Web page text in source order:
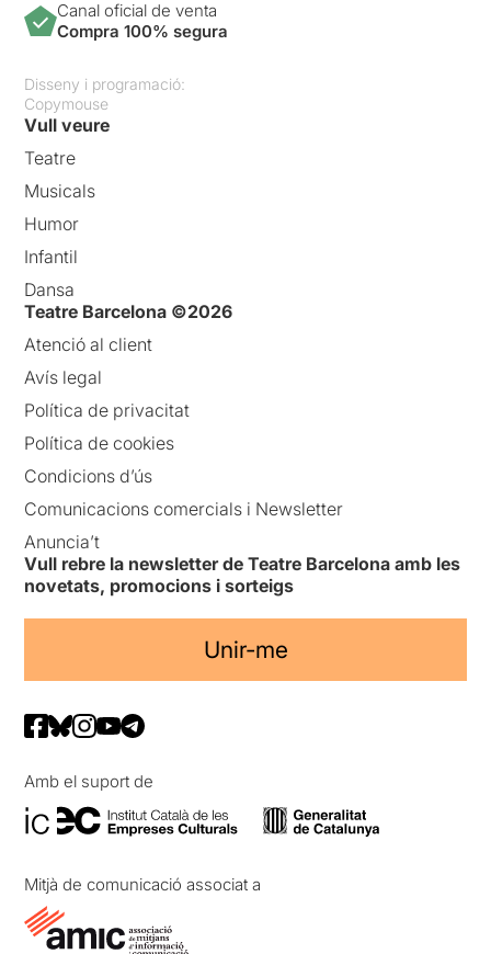
Canal oficial de venta
Compra 100% segura
Disseny i programació:
Copymouse
Vull veure
Teatre
Musicals
Humor
Infantil
Dansa
Teatre Barcelona ©2026
Atenció al client
Avís legal
Política de privacitat
Política de cookies
Condicions d’ús
Comunicacions comercials i Newsletter
Anuncia’t
Vull rebre la newsletter de Teatre Barcelona amb les
novetats, promocions i sorteigs
Unir-me
Amb el suport de
Mitjà de comunicació associat a